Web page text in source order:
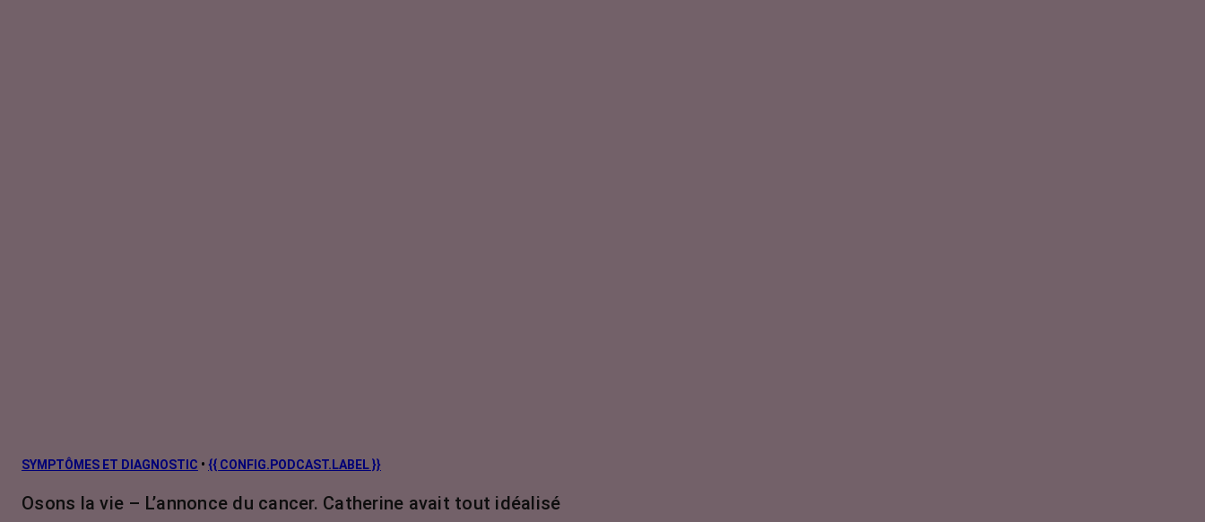
SYMPTÔMES ET DIAGNOSTIC • {{ CONFIG.PODCAST.LABEL }}
Osons la vie – L’annonce du cancer. Catherine avait tout idéalisé